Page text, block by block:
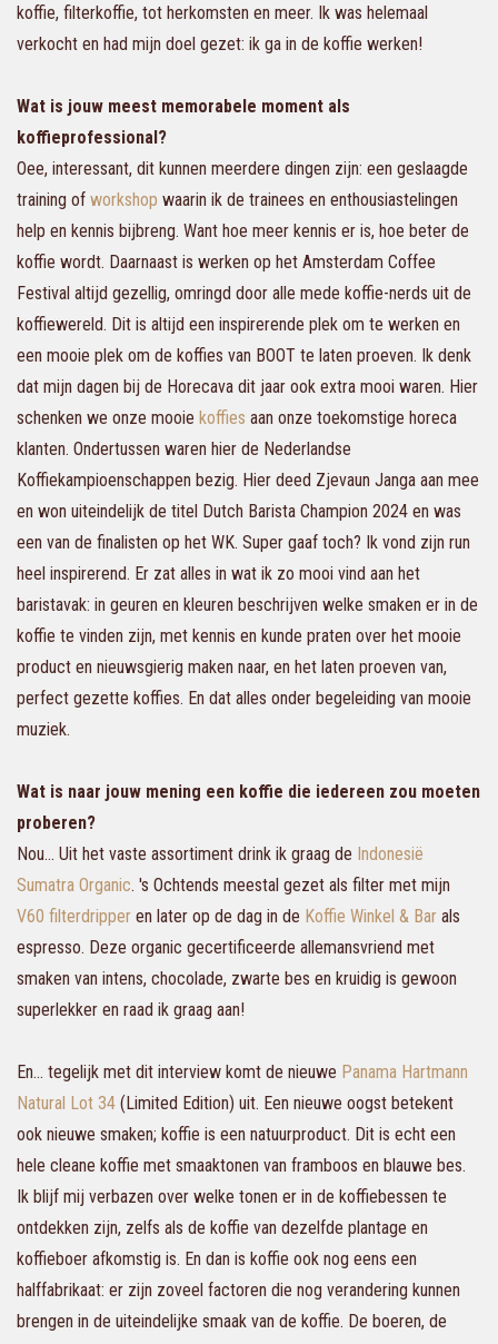
koffie, filterkoffie, tot herkomsten en meer. Ik was helemaal
verkocht en had mijn doel gezet: ik ga in de koffie werken!
Wat is jouw meest memorabele moment als
koffieprofessional?
Oee, interessant, dit kunnen meerdere dingen zijn: een geslaagde
training of workshop waarin ik de trainees en enthousiastelingen
help en kennis bijbreng. Want hoe meer kennis er is, hoe beter de
koffie wordt. Daarnaast is werken op het Amsterdam Coffee
Festival altijd gezellig, omringd door alle mede koffie-nerds uit de
koffiewereld. Dit is altijd een inspirerende plek om te werken en
een mooie plek om de koffies van BOOT te laten proeven. Ik denk
dat mijn dagen bij de Horecava dit jaar ook extra mooi waren. Hier
schenken we onze mooie koffies aan onze toekomstige horeca
klanten. Ondertussen waren hier de Nederlandse
Koffiekampioenschappen bezig. Hier deed Zjevaun Janga aan mee
en won uiteindelijk de titel Dutch Barista Champion 2024 en was
een van de finalisten op het WK. Super gaaf toch? Ik vond zijn run
heel inspirerend. Er zat alles in wat ik zo mooi vind aan het
baristavak: in geuren en kleuren beschrijven welke smaken er in de
koffie te vinden zijn, met kennis en kunde praten over het mooie
product en nieuwsgierig maken naar, en het laten proeven van,
perfect gezette koffies. En dat alles onder begeleiding van mooie
muziek.
Wat is naar jouw mening een koffie die iedereen zou moeten
proberen?
Nou... Uit het vaste assortiment drink ik graag de Indonesië
Sumatra Organic. 's Ochtends meestal gezet als filter met mijn
V60 filterdripper en later op de dag in de Koffie Winkel & Bar als
espresso. Deze organic gecertificeerde allemansvriend met
smaken van intens, chocolade, zwarte bes en kruidig is gewoon
superlekker en raad ik graag aan!
En... tegelijk met dit interview komt de nieuwe Panama Hartmann
Natural Lot 34 (Limited Edition) uit. Een nieuwe oogst betekent
ook nieuwe smaken; koffie is een natuurproduct. Dit is echt een
hele cleane koffie met smaaktonen van framboos en blauwe bes.
Ik blijf mij verbazen over welke tonen er in de koffiebessen te
ontdekken zijn, zelfs als de koffie van dezelfde plantage en
koffieboer afkomstig is. En dan is koffie ook nog eens een
halffabrikaat: er zijn zoveel factoren die nog verandering kunnen
brengen in de uiteindelijke smaak van de koffie. De boeren, de